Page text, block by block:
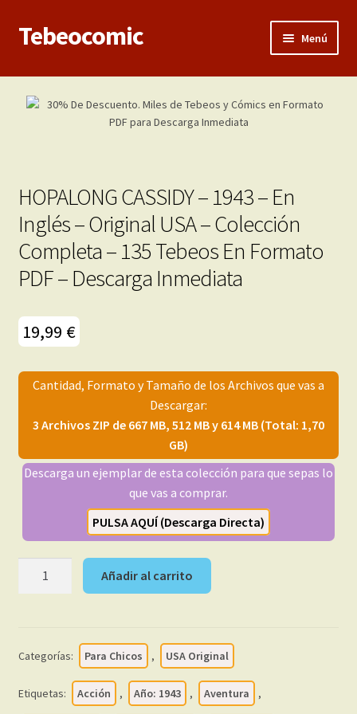
Ir
Ir
al
Tebeocomic Menú
Inicio
Adultos
Porno 3D
Inéditas
Demos
hijo
Mi cuenta
HOPALONG CASSIDY – 1943 – En
Inglés – Original USA – Colección
Completa – 135 Tebeos En Formato
PDF – Descarga Inmediata
19,99 €
Cantidad, Formato y Tamaño de los Archivos que vas a
Descargar:
3 Archivos ZIP de 667 MB, 512 MB y 614 MB (Total: 1,70
GB)
Descarga un ejemplar de esta colección para que sepas lo
que vas a comprar.
PULSA AQUÍ (Descarga Directa)
Inglés
Añadir al carrito
Categorías: Para Chicos , USA Original
Etiquetas: Acción , Año: 1943 , Aventura ,